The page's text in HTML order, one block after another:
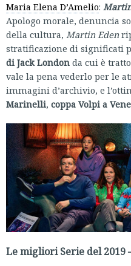
Maria Elena D’Amelio:
Apologo morale, denuncia
della cultura, Martin Eden
stratificazione di significati
di Jack London da cui è
vale la pena vederlo per le
immagini d’archivio, e
Marinelli, coppa Volpi a
Le migliori Serie del 2019